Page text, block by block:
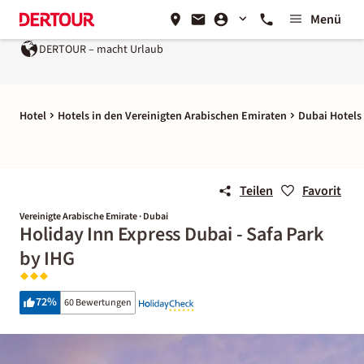
Menü
DERTOUR – macht Urlaub
Hotel Hotels in den Vereinigten Arabischen Emiraten Dubai Hotels
Teilen Favorit
Vereinigte Arabische Emirate · Dubai
Holiday Inn Express Dubai - Safa Park
by IHG
72% 60 Bewertungen